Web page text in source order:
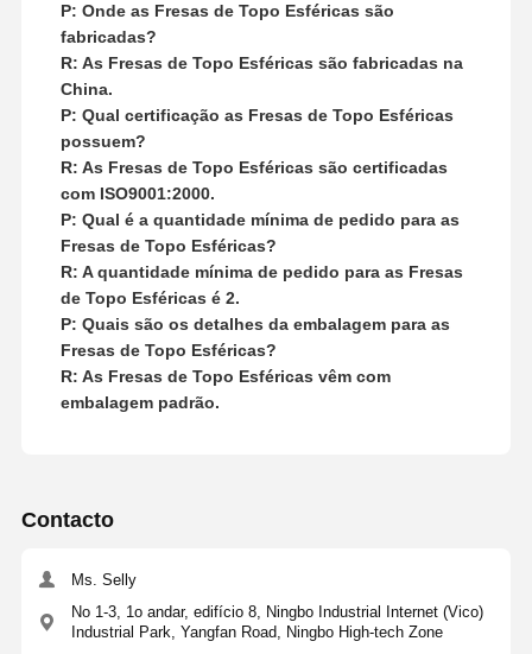
P: Onde as Fresas de Topo Esféricas são
fabricadas?
R: As Fresas de Topo Esféricas são fabricadas na
China.
P: Qual certificação as Fresas de Topo Esféricas
possuem?
R: As Fresas de Topo Esféricas são certificadas
com ISO9001:2000.
P: Qual é a quantidade mínima de pedido para as
Fresas de Topo Esféricas?
R: A quantidade mínima de pedido para as Fresas
de Topo Esféricas é 2.
P: Quais são os detalhes da embalagem para as
Fresas de Topo Esféricas?
R: As Fresas de Topo Esféricas vêm com
embalagem padrão.
Contacto
Ms. Selly
No 1-3, 1o andar, edifício 8, Ningbo Industrial Internet (Vico)
Industrial Park, Yangfan Road, Ningbo High-tech Zone